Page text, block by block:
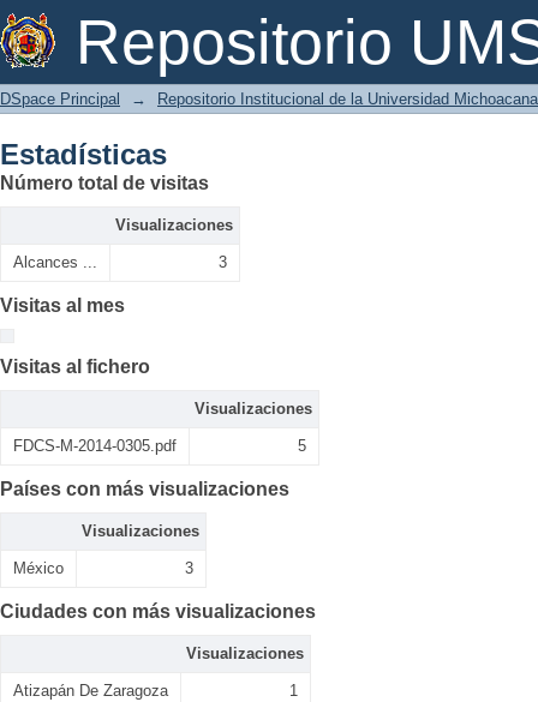
Repositorio
Estadísticas
DSpace Principal → Repositorio Institucional de la Universidad
Estadísticas
Número total de visitas
Visualizaciones
Alcances ... 3
Visitas al mes
Visitas al fichero
Visualizaciones
FDCS-M-2014-0305.pdf 5
Países con más visualizaciones
Visualizaciones
México 3
Ciudades con más visualizaciones
Visualizaciones
Atizapán De Zaragoza 1